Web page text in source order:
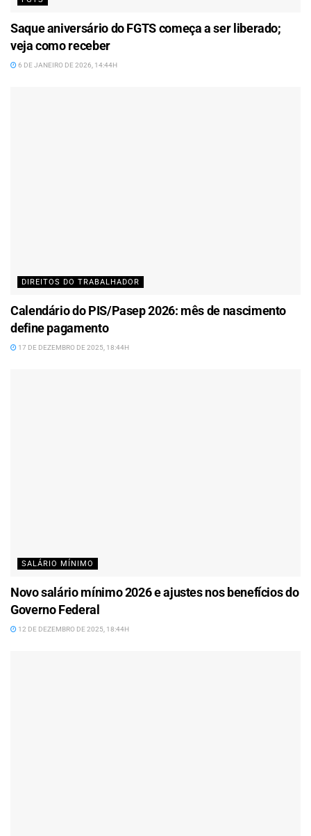
Saque aniversário do FGTS começa a ser liberado;
veja como receber
6 DE JANEIRO DE 2026, 14:44H
DIREITOS DO TRABALHADOR
Calendário do PIS/Pasep 2026: mês de nascimento
define pagamento
17 DE DEZEMBRO DE 2025, 18:44H
SALÁRIO MÍNIMO
Novo salário mínimo 2026 e ajustes nos benefícios do
Governo Federal
12 DE DEZEMBRO DE 2025, 18:44H